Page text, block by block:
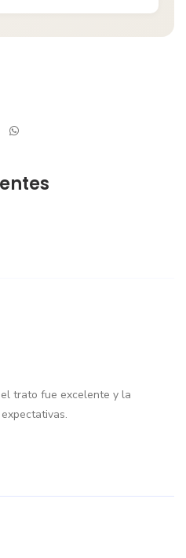
trato fue excelente y la